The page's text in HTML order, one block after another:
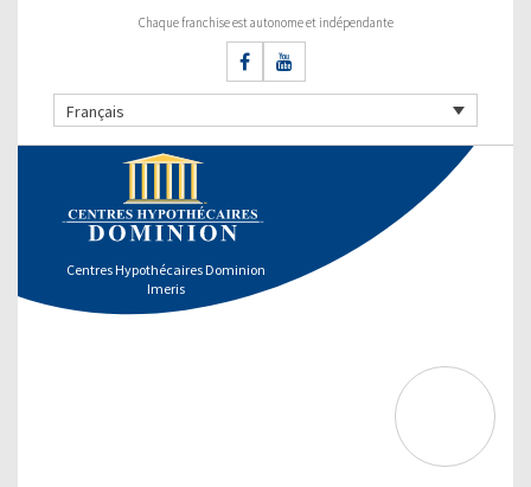
Chaque franchise est autonome et indépendante
Français
Centres Hypothécaires Dominion
Imeris